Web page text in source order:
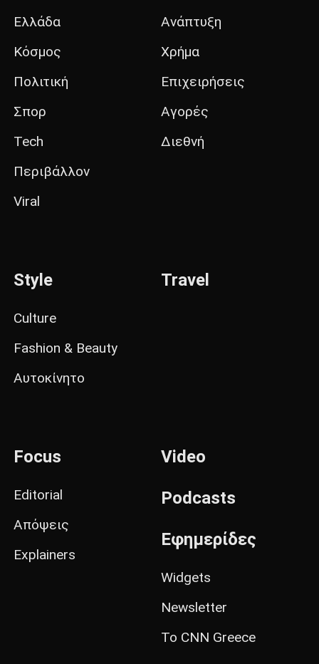
Ελλάδα
Κόσμος
Πολιτική
Σπορ
Tech
Περιβάλλον
Viral
Ανάπτυξη
Χρήμα
Επιχειρήσεις
Αγορές
Διεθνή
Style
Culture
Fashion & Beauty
Αυτοκίνητο
Travel
Focus
Editorial
Απόψεις
Explainers
Video
Podcasts
Εφημερίδες
Widgets
Newsletter
Το CNN Greece